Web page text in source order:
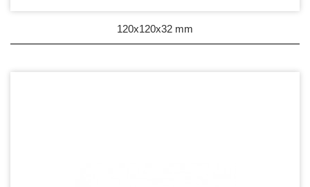
120x120x32 mm